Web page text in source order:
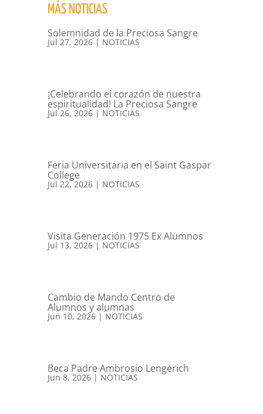
MÁS NOTICIAS
Solemnidad de la Preciosa Sangre
Jul 27, 2026| NOTICIAS
¡Celebrando el corazón de nuestra
espiritualidad! La Preciosa Sangre
Jul 26, 2026| NOTICIAS
Feria Universitaria en el Saint Gaspar
College
Jul 22, 2026| NOTICIAS
Visita Generación 1975 Ex Alumnos
Jul 13, 2026| NOTICIAS
Cambio de Mando Centro de
Alumnos y alumnas
Jun 10, 2026| NOTICIAS
Beca Padre Ambrosio Lengerich
Jun 8, 2026| NOTICIAS